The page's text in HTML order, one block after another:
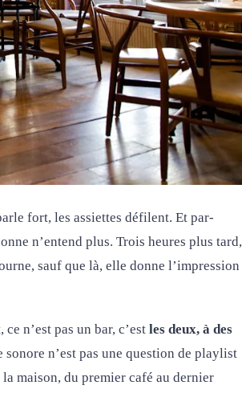
fort, les assiettes défilent. Et par-
n’entend plus. Trois heures plus tard,
sauf que là, elle donne l’impression
n’est pas un bar, c’est les deux, à des
sonore n’est pas une question de playlist
maison, du premier café au dernier